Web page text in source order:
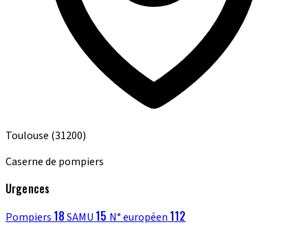
Toulouse (31200)
Caserne de pompiers
Urgences
Pompiers 18SAMU 15 N° européen 112